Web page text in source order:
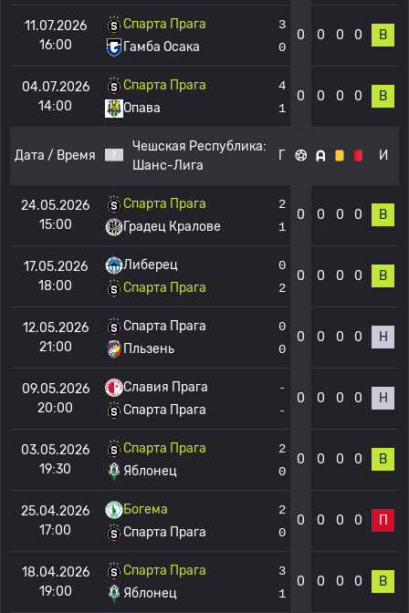
11.07.2026
16:00
Спарта Прага
Гамба Осака
3
0
0 0 0 0 В
04.07.2026
14:00
Спарта Прага
Опава
4
1
0 0 0 0 В
Дата / Время
Чешская Республика:
Шанс-Лига
Г И
24.05.2026
15:00
Спарта Прага
Градец Кралове
2
1
0 0 0 0 В
17.05.2026
18:00
Либерец
Спарта Прага
0
2
0 0 0 0 В
12.05.2026
21:00
Спарта Прага
Пльзень
0
0
0 0 0 0 Н
09.05.2026
20:00
Славия Прага
Спарта Прага
-
-
0 0 0 0 Н
03.05.2026
19:30
Спарта Прага
Яблонец
2
0
0 0 0 0 В
25.04.2026
17:00
Богема
Спарта Прага
2
0
0 0 0 0 П
18.04.2026
19:00
Спарта Прага
Яблонец
3
1
0 0 0 0 В